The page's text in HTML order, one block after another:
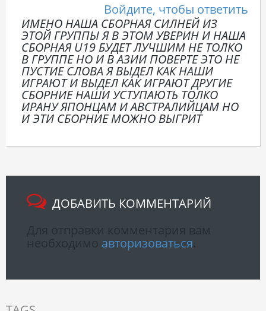
Войдите, чтобы ответить
ИМЕНО НАША СБОРНАЯ СИЛНЕЙ ИЗ
ЭТОЙ ГРУППЫ Я В ЭТОМ УВЕРИН И НАША
СБОРНАЯ U19 БУДЕТ ЛУЧШИМ НЕ ТОЛКО
В ГРУППЕ НО И В АЗИИ ПОВЕРТЕ ЭТО НЕ
ПУСТИЕ СЛОВА Я ВЫДЕЛ КАК НАШИ
ИГРАЮТ И ВЫДЕЛ КАК ИГРАЮТ ДРУГИЕ
СБОРНИЕ НАШИ УСТУПАЮТЬ ТОЛКО
ИРАНУ ЯПОНЦАМ И АВСТРАЛИЙЦАМ НО
И ЭТИ СБОРНИЕ МОЖНО ВЫГРИТ
ДОБАВИТЬ КОММЕНТАРИЙ
авторизоваться